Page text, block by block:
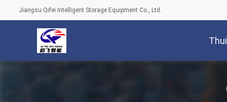
Jiangsu Qifei Intelligent Storage Equipment Co., Ltd.